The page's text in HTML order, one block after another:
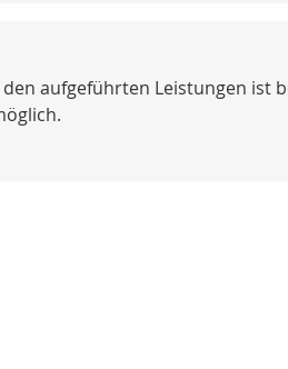
aufgeführten Leistungen ist